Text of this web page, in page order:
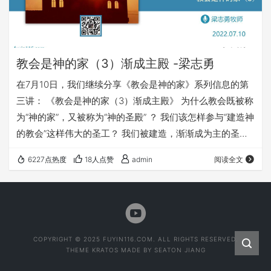
教会是神的家（3）渐成主殿 -梁志勇
在7月10日，我们继续分享《教会是神的家》系列信息的第
三讲： 《教会是神的家（3）渐成主殿》 为什么教会既被称
为“神的家”，又被称为“神的圣殿” ？ 我们该怎样参与“建造神
的教会”这样伟大的圣工？ 我们被建造，渐渐成为主的圣
参加我们的视频直播或收听我们的录音，愿上帝的祝福借着
祂的真道，更多地临到每一个认真聆听的灵魂。 您也可以
（1）》 《教会是神的家（2）》 点击音频媒体前面的小三
6227点热度 18人点赞 admin 阅读全文
COPYRIGHT © 2025 FUYIN116.COM. ALL RIGHTS RESERVED.
THEME KRATOS MADE BY SEATON JIANG